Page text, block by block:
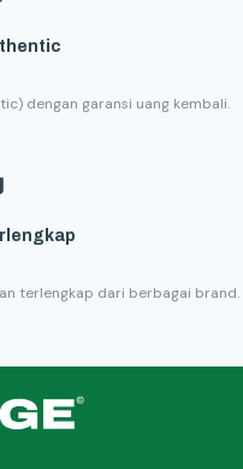
dengan garansi uang kembali.
terlengkap dari berbagai brand.